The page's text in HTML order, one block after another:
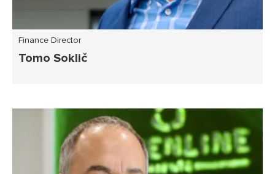
Finance Director
Tomo Soklič